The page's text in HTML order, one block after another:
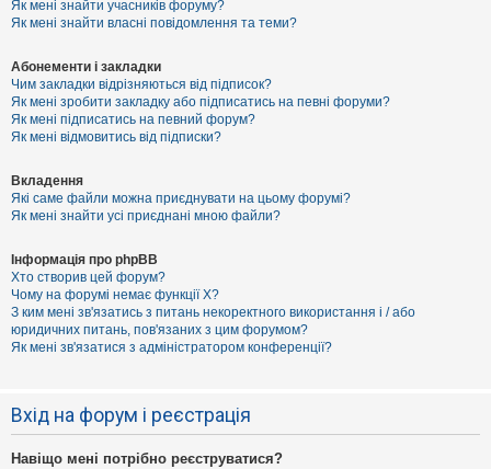
Як мені знайти учасників форуму?
Як мені знайти власні повідомлення та теми?
Абонементи і закладки
Чим закладки відрізняються від підписок?
Як мені зробити закладку або підписатись на певні форуми?
Як мені підписатись на певний форум?
Як мені відмовитись від підписки?
Вкладення
Які саме файли можна приєднувати на цьому форумі?
Як мені знайти усі приєднані мною файли?
Інформація про phpBB
Хто створив цей форум?
Чому на форумі немає функції X?
З ким мені зв'язатись з питань некоректного використання і / або
юридичних питань, пов'язаних з цим форумом?
Як мені зв'язатися з адміністратором конференції?
Вхід на форум і реєстрація
Навіщо мені потрібно реєструватися?